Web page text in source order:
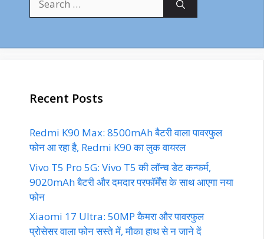
for:
Recent Posts
Redmi K90 Max: 8500mAh बैटरी वाला पावरफुल
फोन आ रहा है, Redmi K90 का लुक वायरल
Vivo T5 Pro 5G: Vivo T5 की लॉन्च डेट कन्फर्म,
9020mAh बैटरी और दमदार परफॉर्मेंस के साथ आएगा नया
फोन
Xiaomi 17 Ultra: 50MP कैमरा और पावरफुल
प्रोसेसर वाला फोन सस्ते में, मौका हाथ से न जाने दें